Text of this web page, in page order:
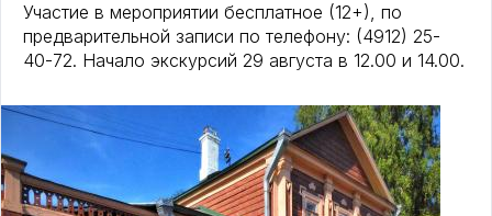
Участие в мероприятии бесплатное (12+), по
предварительной записи по телефону: (4912) 25-
40-72. Начало экскурсий 29 августа в 12.00 и 14.00.